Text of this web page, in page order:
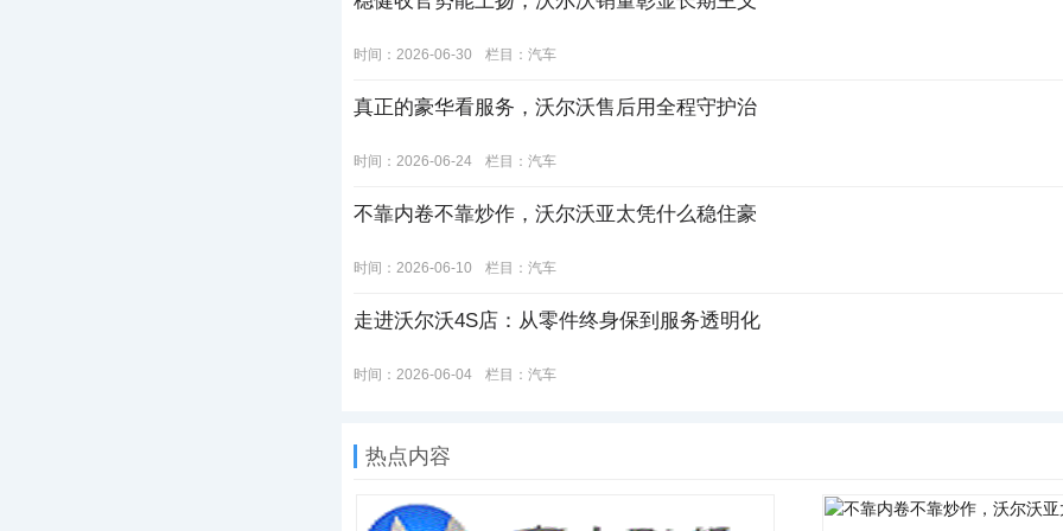
时间：2026-06-30 栏目： 汽车
真正的豪华看服务，沃尔沃售后用全程守护治
时间：2026-06-24 栏目： 汽车
不靠内卷不靠炒作，沃尔沃亚太凭什么稳住豪
时间：2026-06-10 栏目： 汽车
走进沃尔沃4S店：从零件终身保到服务透明化
时间：2026-06-04 栏目： 汽车
热点内容